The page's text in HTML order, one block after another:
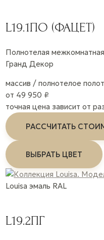
L19.1ПО (ФАЦЕТ)
Полнотелая
Гранд Декор
массив / полнотелое
от 49 950 ₽
точная цена зависит от
РАССЧИТАТЬ
ВЫБРАТЬ ЦВЕТ
Louisa эмаль RAL
L19.2ПГ